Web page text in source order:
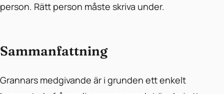
person. Rätt person måste skriva under.
Sammanfattning
Grannars medgivande är i grunden ett enkelt